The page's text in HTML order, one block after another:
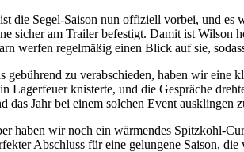
die Segel-Saison nun offiziell vorbei, und es
sicher am Trailer befestigt. Damit ist Wilson
werfen regelmäßig einen Blick auf sie,
gebührend zu verabschieden, haben wir eine
Lagerfeuer knisterte, und die Gespräche
das Jahr bei einem solchen Event ausklingen
haben wir noch ein wärmendes Spitzkohl-
Abschluss für eine gelungene Saison, die